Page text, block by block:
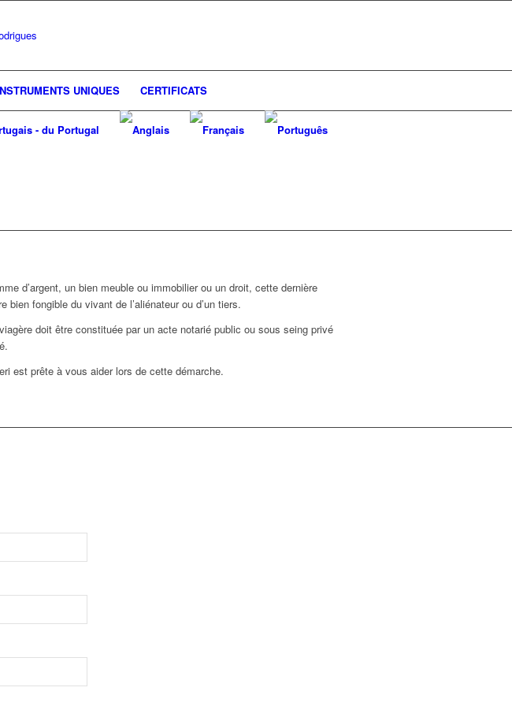
UNIQUES CERTIFICATS
d’argent, un bien meuble ou immobilier ou un droit, cette dernière
bien fongible du vivant de l’aliénateur ou d’un tiers.
doit être constituée par un acte notarié public ou sous seing privé
est prête à vous aider lors de cette démarche.